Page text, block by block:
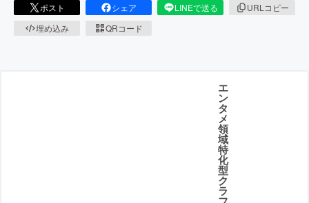
ポスト シェア LINEで送る
URLコピー
埋め込み
QRコード
エ
ン
タ
メ
領
域
特
化
型
ク
ラ